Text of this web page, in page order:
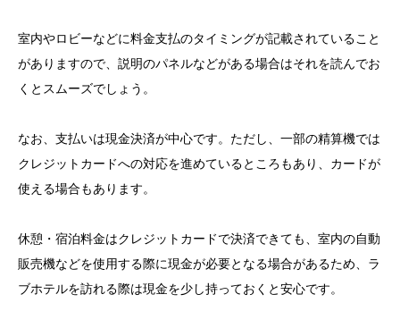
室内やロビーなどに料金支払のタイミングが記載されていること
がありますので、説明のパネルなどがある場合はそれを読んでお
くとスムーズでしょう。
なお、支払いは現金決済が中心です。ただし、一部の精算機では
クレジットカードへの対応を進めているところもあり、カードが
使える場合もあります。
休憩・宿泊料金はクレジットカードで決済できても、室内の自動
販売機などを使用する際に現金が必要となる場合があるため、ラ
ブホテルを訪れる際は現金を少し持っておくと安心です。